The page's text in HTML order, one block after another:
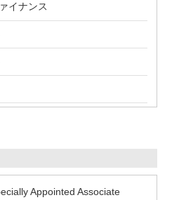
イナンス
Appointed Associate